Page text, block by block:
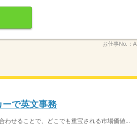
お仕事No.：
で英文事務
わせることで、どこでも重宝される市場価値...